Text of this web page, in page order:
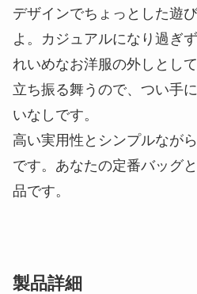
デザインでちょっとした遊
よ。カジュアルになり過ぎ
れいめなお洋服の外しとし
立ち振る舞うので、つい手
いなしです。
高い実用性とシンプルなが
です。あなたの定番バッグ
品です。
製品詳細